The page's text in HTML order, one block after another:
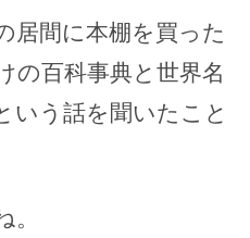
居間に本棚を買った
の百科事典と世界名
いう話を聞いたこと